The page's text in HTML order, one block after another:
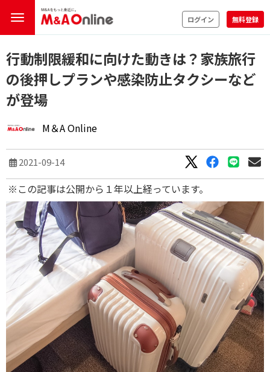
ログイン 無料登録
行動制限緩和に向けた動きは？家族旅行
の後押しプランや感染防止タクシーなど
が登場
M＆A Online
2021-09-14
※この記事は公開から１年以上経っています。